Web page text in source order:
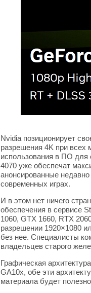
Nvidia позиционирует
разрешения 4K при всех
использования в ПО для
4070 уже обеспечат
анонсированные
современных играх.
И в этом нет ничего
обеспечения в сервисе
1060, GTX 1660, RTX
разрешении 1920×1080
без нее. Специалисты
владельцев старого
Графическая
GA10x, обе эти
материала будет